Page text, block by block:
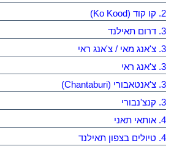
2. קו קוד (Ko Kood)
3. דרום תאילנד
3. צ'אנג מאי / צ'אנג ראי
3. צ'אנג ראי
3. צ'אנטאבורי (Chantaburi)
3. קנצ'נבורי
4. אותאי תאני
4. טיולים בצפון תאילנד